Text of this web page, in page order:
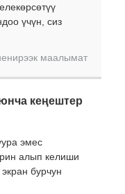
үчүн, сиз
маалымат
кеңештер
эмес
алып келиши
бурчун